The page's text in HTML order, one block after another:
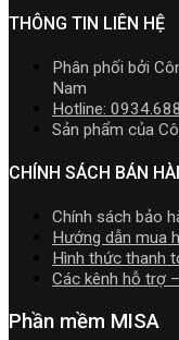
THÔNG TIN LIÊN HỆ
Phân phối bởi
Nam
Hotline:
Sản phẩm của
CHÍNH SÁCH BÁN
Chính sách bảo
Hướng dẫn mua
Hình thức thanh
Các kênh hỗ trợ
Phần mềm MISA